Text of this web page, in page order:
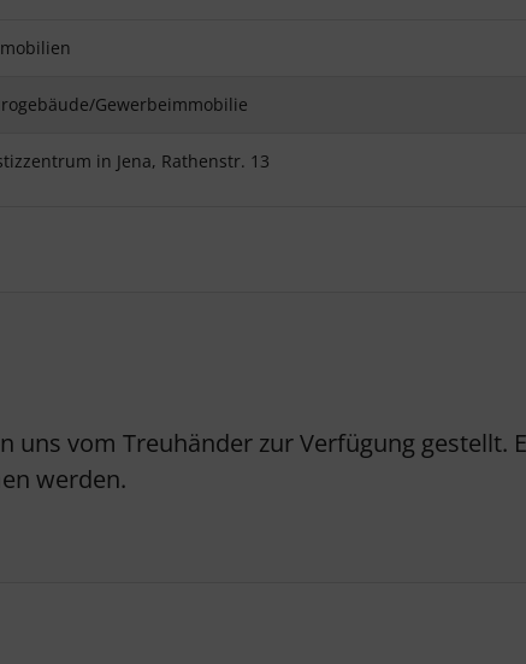
Gewerbeimmobilie
in Jena, Rathenstr. 13
uns vom Treuhänder zur Verfügung gestellt.
werden.